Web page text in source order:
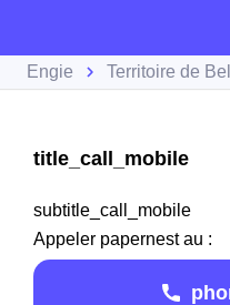
Engie Territoire de
title_call_mobile
subtitle_call_mobile
Appeler papernest au :